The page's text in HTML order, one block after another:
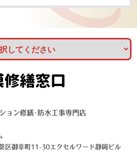
ョン修繕･防水工事専門店
区御幸町11-30エクセルワード静岡ビル